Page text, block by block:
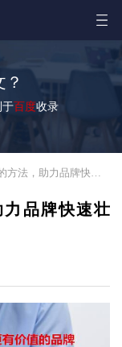
百度收录
，助力品牌快速壮大！
品牌快速壮